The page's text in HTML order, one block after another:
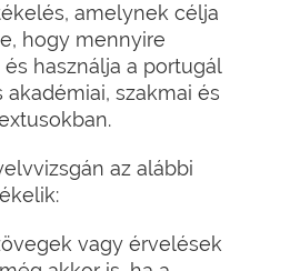
amelynek célja
hogy mennyire
használja a portugál
szakmai és
az alábbi
vagy érvelések